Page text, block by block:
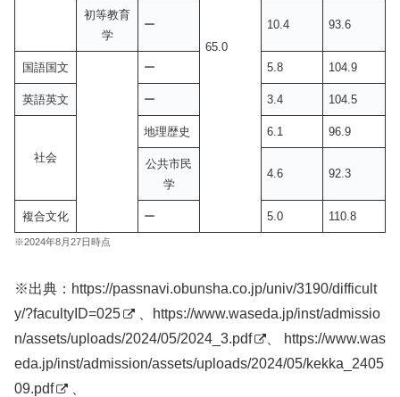
65.0
初等教育
学
ー 10.4 93.6
国語国文 ー 5.8 104.9
英語英文 ー 3.4 104.5
社会
地理歴史 6.1 96.9
公共市民
学
4.6 92.3
複合文化 ー 5.0 110.8
※2024年8月27日時点
※出典： https://passnavi.obunsha.co.jp/univ/3190/difficult
y/?facultyID=025
https://www.waseda.jp/inst/admissio
n/assets/uploads/2024/05/2024_3.pdf
https://www.was
eda.jp/inst/admission/assets/uploads/2024/05/kekka_2405
09.pdf